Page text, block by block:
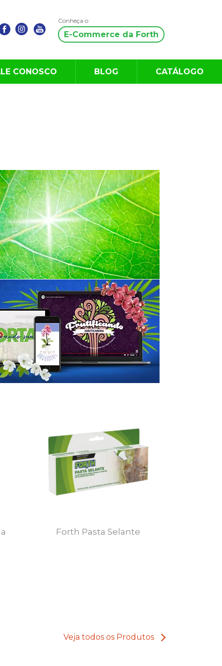
Conheça o
E-Commerce da Forth
CONOSCO BLOG CATÁLOGO
Forth Pasta Selante
Veja todos os Produtos